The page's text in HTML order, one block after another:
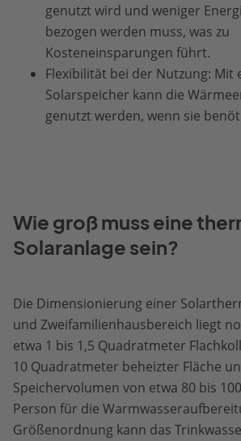
genutzt wird und weniger
bezogen werden muss, was zu
Kosteneinsparungen führt.
Flexibilität bei der Nutzung: Mit
Solarspeicher kann die
genutzt werden, wenn sie
Wie groß muss eine
Solaranlage sein?
Die Dimensionierung einer
und Zweifamilienhausbereich liegt
etwa 1 bis 1,5 Quadratmeter
10 Quadratmeter beheizter Fläche
Speichervolumen von etwa 80 bis
Person für die
Größenordnung kann das